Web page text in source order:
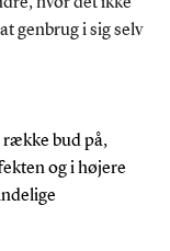
genbrug i sig selv
række bud på,
og i højere